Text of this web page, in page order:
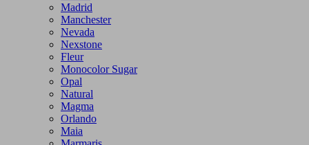
Madrid
Manchester
Nevada
Nexstone
Fleur
Monocolor Sugar
Opal
Natural
Magma
Orlando
Maia